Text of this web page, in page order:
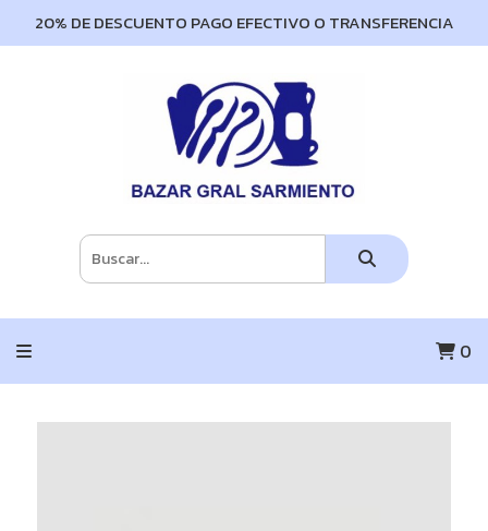
20% DE DESCUENTO PAGO EFECTIVO O TRANSFERENCIA
0